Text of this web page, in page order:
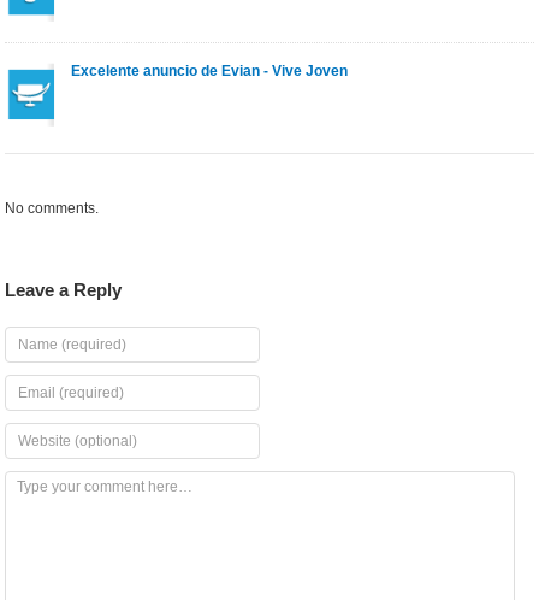
Excelente anuncio de Evian - Vive Joven
No comments.
Leave a Reply